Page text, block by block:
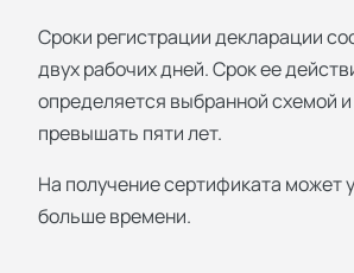
Сроки регистрации декларации
двух рабочих дней. Срок ее
определяется выбранной схемой
превышать пяти лет.
На получение сертификата может
больше времени.